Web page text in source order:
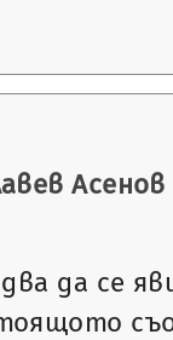
Асенов
да се